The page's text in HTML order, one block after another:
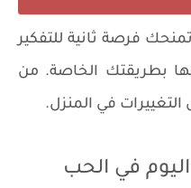
فرصة ثانية للتفكير
بطريقتك الخاصة. من
التغييرات في المنزل.
في الحب